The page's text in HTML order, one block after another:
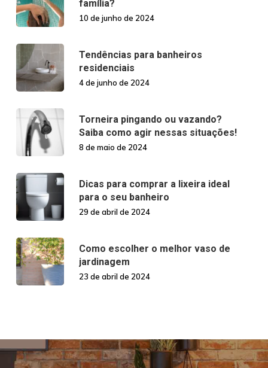
família?
10 de junho de 2024
Tendências para banheiros
residenciais
4 de junho de 2024
Torneira pingando ou vazando?
Saiba como agir nessas situações!
8 de maio de 2024
Dicas para comprar a lixeira ideal
para o seu banheiro
29 de abril de 2024
Como escolher o melhor vaso de
jardinagem
23 de abril de 2024